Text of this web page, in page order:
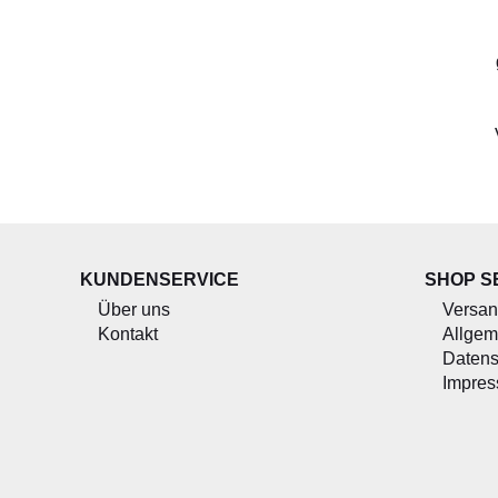
KUNDENSERVICE
Über uns
Kontakt
SHOP